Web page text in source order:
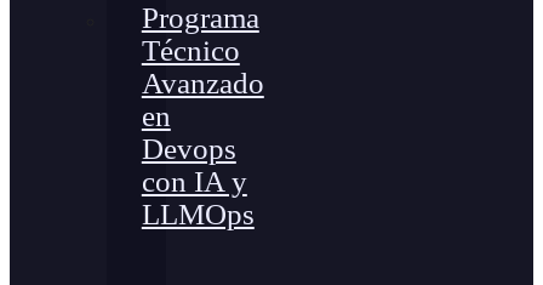
Programa
Técnico
Avanzado
en
Devops
con IA y
LLMOps